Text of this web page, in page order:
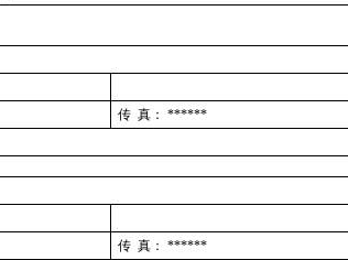
传 真： ******
传 真： ******